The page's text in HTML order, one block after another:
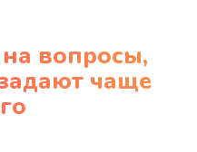
чистка
вопросы,
чаще